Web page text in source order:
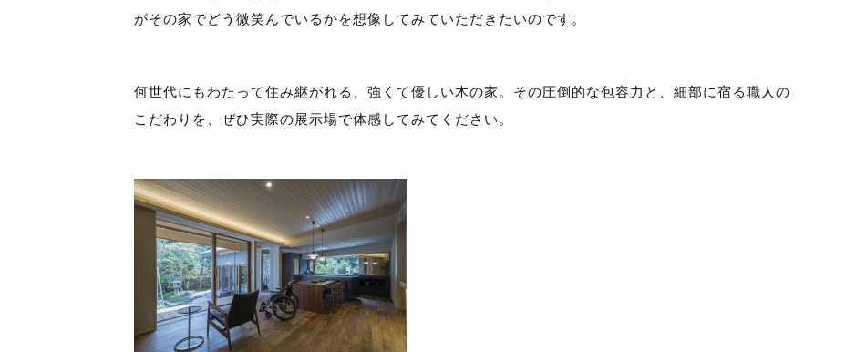
がその家でどう微笑んでいるかを想像してみていただきたいのです。
何世代にもわたって住み継がれる、強くて優しい木の家。その圧倒的な包容力と、細部に宿る職人の
こだわりを、ぜひ実際の展示場で体感してみてください。